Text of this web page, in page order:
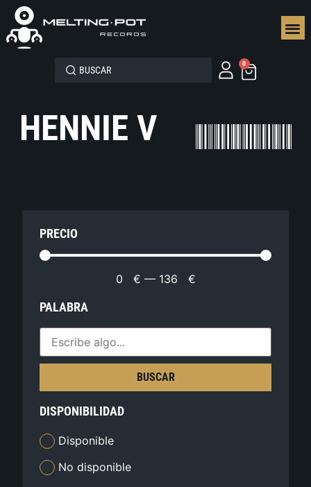
0
HENNIE V
PRECIO
0 € — 136 €
PALABRA
BUSCAR
DISPONIBILIDAD
Disponible
No disponible